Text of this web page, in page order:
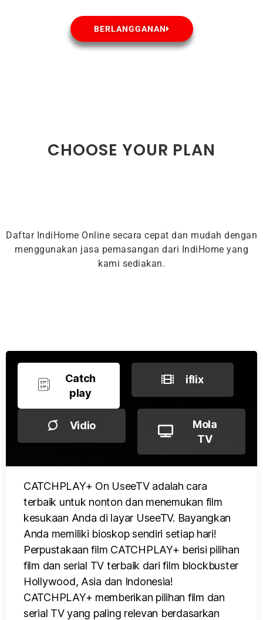
BERLANGGANAN
CHOOSE YOUR PLAN
Daftar IndiHome Online secara cepat dan mudah dengan
menggunakan jasa pemasangan dari IndiHome yang
kami sediakan.
Catch
play
iflix
Vidio
Mola
TV
CATCHPLAY+ On UseeTV adalah cara
terbaik untuk nonton dan menemukan film
kesukaan Anda di layar UseeTV. Bayangkan
Anda memiliki bioskop sendiri setiap hari!
Perpustakaan film CATCHPLAY+ berisi pilihan
film dan serial TV terbaik dari film blockbuster
Hollywood, Asia dan Indonesia!
CATCHPLAY+ memberikan pilihan film dan
serial TV yang paling relevan berdasarkan